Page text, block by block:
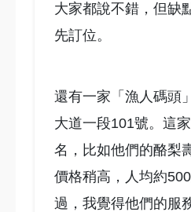
大家都說不錯，但缺
先訂位。
還有一家「漁人碼頭
大道一段101號。這
名，比如他們的酪梨
價格稍高，人均約
過，我覺得他們的服